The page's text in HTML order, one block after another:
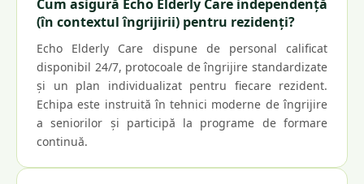
Cum asigură Echo Elderly Care independență
(în contextul îngrijirii) pentru rezidenți?
Echo Elderly Care dispune de personal calificat
disponibil 24/7, protocoale de îngrijire standardizate
și un plan individualizat pentru fiecare rezident.
Echipa este instruită în tehnici moderne de îngrijire
a seniorilor și participă la programe de formare
continuă.